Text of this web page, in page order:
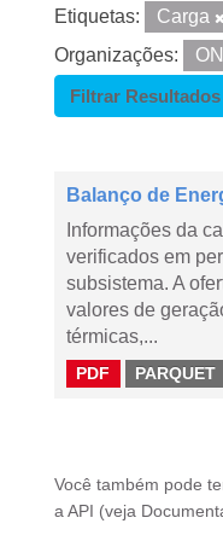
Etiquetas: Carga
Organizações:
Filtrar Resultados
Balanço de
Informações da
verificados em
subsistema. A
valores de
térmicas,...
PDF PARQUET
Você também pode
a API (veja